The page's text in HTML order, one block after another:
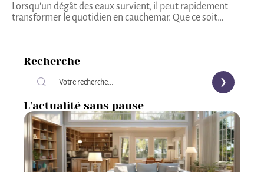
Lorsqu'un dégât des eaux survient, il peut rapidement
transformer le quotidien en cauchemar. Que ce soit…
Recherche
L’actualité sans pause